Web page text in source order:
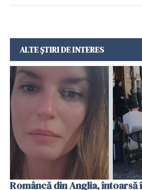
ALTE ȘTIRI DE INTERES
Româncă din Anglia, întoarsă